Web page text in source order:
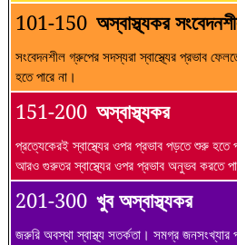
101-150 অস্বাস্থ্যকর
সংবেদনশীল গ্রুপের সদস্যরা স্বাস্থ্যের প্রভাব
হতে পারে না।
151-200 অস্বাস্থ্যকর
প্রত্যেকেরই স্বাস্থ্যের ওপর প্রভাব পড়তে শুরু হতে
আরও গুরুতর স্বাস্থ্যের ওপর প্রভাব অনুভব করতে
201-300 খুব অস্বাস্থ্যকর
জরুরি অবস্থা স্বাস্থ্য সতর্কতা। সমগ্র জনসংখ্যার